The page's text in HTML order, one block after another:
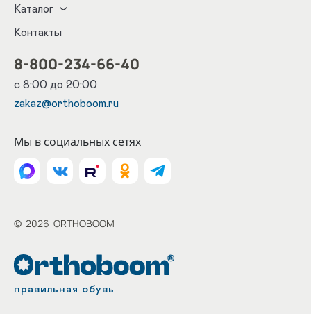
Каталог
Контакты
8-800-234-66-40
с 8:00 до 20:00
zakaz@orthoboom.ru
Мы в социальных сетях
© 2026 ORTHOBOOM
правильная обувь